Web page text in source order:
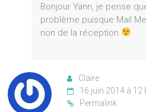
Bonjour Yann, je pense
problème puisque Mail
non de la réception
Claire
16 juin 2014 à 12
Permalink